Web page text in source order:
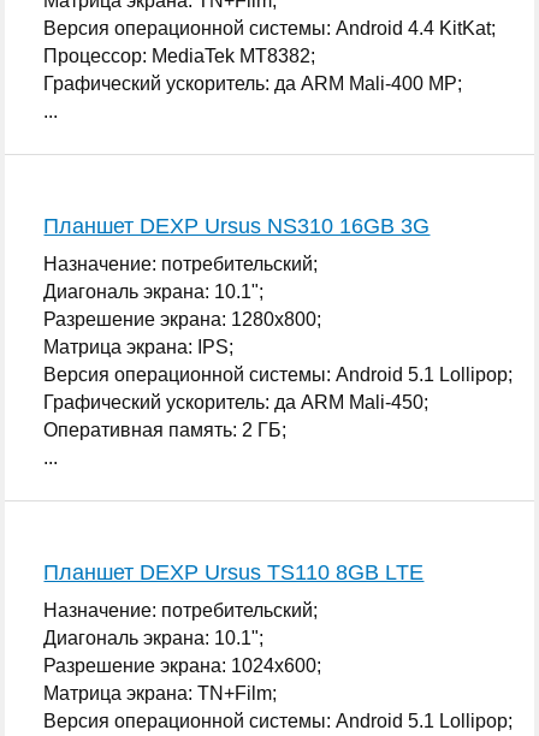
Версия операционной системы: Android 4.4 KitKat;
Процессор: MediaTek MT8382;
Графический ускоритель: да ARM Mali-400 MP;
...
Планшет DEXP Ursus NS310 16GB 3G
Назначение: потребительский;
Диагональ экрана: 10.1";
Разрешение экрана: 1280x800;
Матрица экрана: IPS;
Версия операционной системы: Android 5.1 Lollipop;
Графический ускоритель: да ARM Mali-450;
Оперативная память: 2 ГБ;
...
Планшет DEXP Ursus TS110 8GB LTE
Назначение: потребительский;
Диагональ экрана: 10.1";
Разрешение экрана: 1024x600;
Матрица экрана: TN+Film;
Версия операционной системы: Android 5.1 Lollipop;